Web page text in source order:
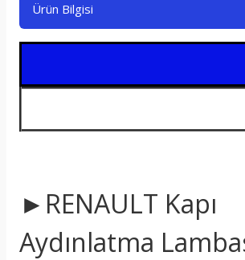
Ürün Bilgisi
►RENAULT Kapı
Aydınlatma